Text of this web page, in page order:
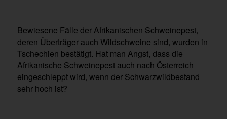
Bewiesene Fälle der Afrikanischen Schweinepest,
deren Überträger auch Wildschweine sind, wurden in
Tschechien bestätigt. Hat man Angst, dass die
Afrikanische Schweinepest auch nach Österreich
eingeschleppt wird, wenn der Schwarzwildbestand
sehr hoch ist?